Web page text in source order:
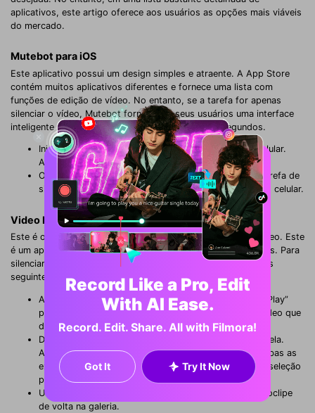
aplicativos, este artigo oferece aos usuários as opções mais viáveis ​​
do mercado.
Mutebot para iOS
Este aplicativo possui um design simples e atraente. A App Store
contém muitos aplicativos diferentes e fornece uma lista com
funções de edição de vídeo. No entanto, se a tarefa for apenas
silenciar o vídeo, Mutebot fornecerá a seus usuários uma interface
inteligente que pode concluir a tarefa em poucos segundos.
Inicialmente, o aplicativo exige acesso à galeria do celular.
Após aceitar, selecione um vídeo da lista.
O vídeo se processa sozinho. Após a conclusão da tarefa de
silenciamento, o download é feito automaticamente no celular.
Video Mute para iOS
Este é outro aplicativo simples projetado para silenciar o vídeo. Este
é um aplicativo muito amigável que oferece serviços gratuitos. Para
silenciar o vídeo em seu smartphone, você precisa realizar os
seguintes passos:
Abra o aplicativo e acesse o painel. Clique na opção “Play”
para abrir outra janela onde você deve selecionar o vídeo que
deseja importar.
Depois de selecionar o vídeo, ele o levará para outra tela.
Aqui você precisa definir as barras horizontais em ambas as
extremidades do vídeo. Clique na opção da marca de seleção
para concluir o processo.
Use o ícone para baixo nas opções para salvar o videoclipe
de volta na galeria.
Record Like a Pro, Edit
With AI Ease.
Record. Edit. Share. All with Filmora!
Got It Try It Now